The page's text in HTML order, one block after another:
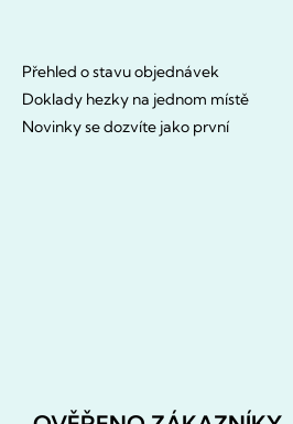
Přehled o stavu objednávek
Doklady hezky na jednom místě
Novinky se dozvíte jako první